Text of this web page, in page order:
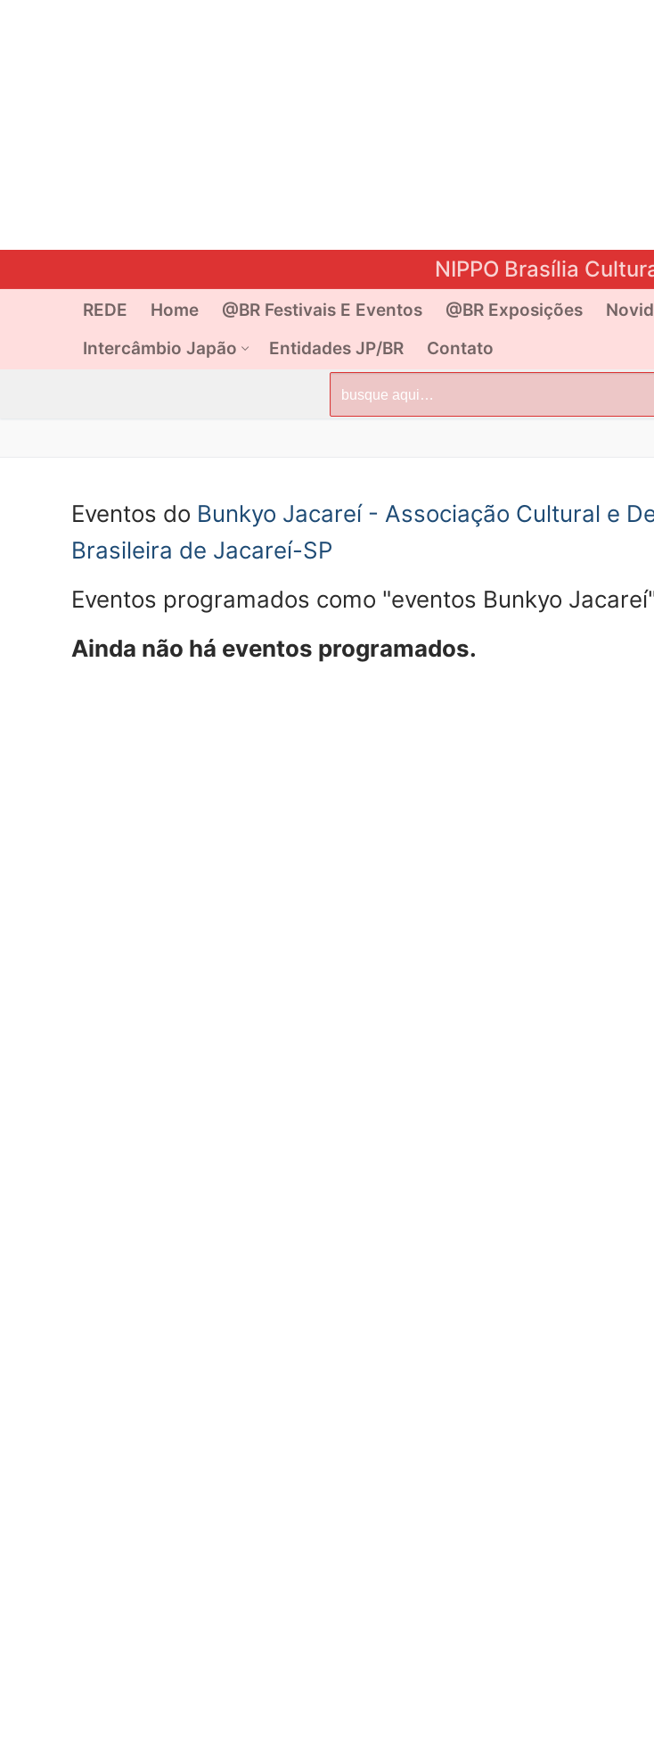
NIPPO Brasília
REDE Home @BR Festivais E Eventos @BR Exposições
Intercâmbio Japão
Entidades JP/BR Contato
por:
Eventos do Bunkyo Jacareí - Associação Cultural e
Brasileira de Jacareí-SP
Eventos programados como "eventos Bunkyo
Ainda não há eventos programados.